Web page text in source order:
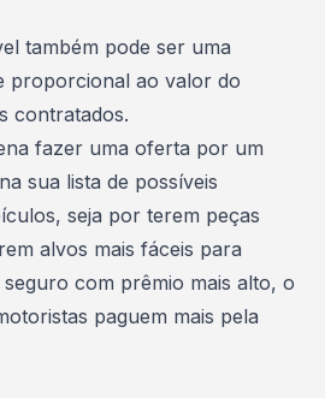
também pode ser uma
proporcional ao valor do
contratados.
fazer uma oferta por um
sua lista de possíveis
seja por terem peças
alvos mais fáceis para
com prêmio mais alto, o
paguem mais pela